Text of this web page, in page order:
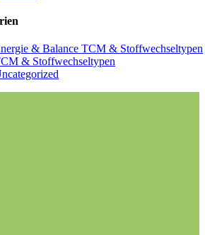
& Balance TCM & Stoffwechseltypen
& Stoffwechseltypen